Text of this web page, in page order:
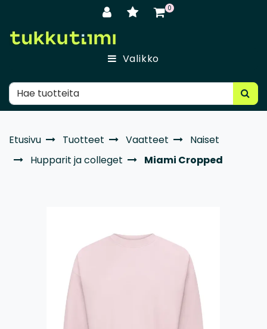
0
Valikko
Etusivu Tuotteet Vaatteet
Naiset
Hupparit ja colleget
Miami Cropped